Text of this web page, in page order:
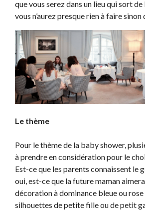
que vous serez dans un lieu qui sort de
vous n’aurez presque rien à faire
Le thème
Pour le thème de la baby shower,
à prendre en considération pour le
Est-ce que les parents connaissent le
oui, est-ce que la future maman
décoration à dominance bleue ou rose
silhouettes de petite fille ou de petit